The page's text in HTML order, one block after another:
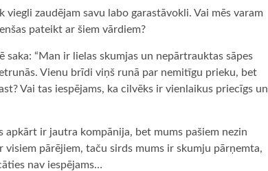
zaudējam savu labo garastāvokli. Vai mēs varam
pateikt ar šiem vārdiem?
“Man ir lielas skumjas un nepārtrauktas sāpes
Vienu brīdi viņš runā par nemitīgu prieku, bet
Vai tas iespējams, ka cilvēks ir vienlaikus priecīgs un
ir jautra kompānija, bet mums pašiem nezin
pārējiem, taču sirds mums ir skumju pārņemta,
nav iespējams…